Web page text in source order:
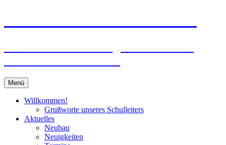
Menü
Willkommen!
Grußworte unseres Schulleiters
Aktuelles
Neubau
Neuigkeiten